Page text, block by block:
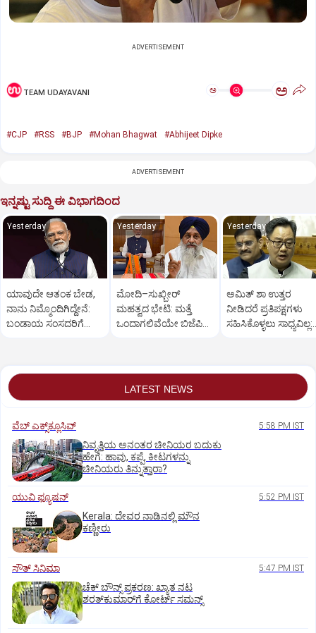
ADVERTISEMENT
TEAM UDAYAVANI ಅ ಅ
#CJP #RSS #BJP #Mohan Bhagwat #Abhijeet Dipke
ADVERTISEMENT
ಇನ್ನಷ್ಟು ಸುದ್ದಿ ಈ ವಿಭಾಗದಿಂದ
Yesterday
ಯಾವುದೇ ಆತಂಕ ಬೇಡ,
ನಾನು ನಿಮ್ಮೊಂದಿಗಿದ್ದೇನೆ:
ಬಂಡಾಯ ಸಂಸದರಿಗೆ
Yesterday
ಮೋದಿ–ಸುಖ್ಬೀರ್
ಮಹತ್ವದ ಭೇಟಿ: ಮತ್ತೆ
ಒಂದಾಗಲಿವೆಯೇ ಬಿಜೆಪಿ–
Yesterday
ಅಮಿತ್ ಶಾ ಉತ್ತರ
ನೀಡಿದರೆ ಪ್ರತಿಪಕ್ಷಗಳು
ಸಹಿಸಿಕೊಳ್ಳಲು ಸಾಧ್ಯವಿಲ್ಲ:
LATEST NEWS
ವೆಬ್ ಎಕ್ಸ್‌ಕ್ಲೂಸಿವ್ 5:58 PM IST
ನಿವೃತ್ತಿಯ ಅನಂತರ ಚೀನಿಯರ ಬದುಕು
ಹೇಗೆ: ಹಾವು, ಕಪ್ಪೆ, ಕೀಟಗಳನ್ನು
ಚೀನಿಯರು ತಿನ್ನುತ್ತಾರಾ?
ಯುವಿ ಫ್ಯೂಷನ್ 5:52 PM IST
Kerala: ದೇವರ ನಾಡಿನಲ್ಲಿ ಮೌನ
ಕಣ್ಣೀರು
ಸೌತ್‌ ಸಿನಿಮಾ 5:47 PM IST
ಚೆಕ್ ಬೌನ್ಸ್ ಪ್ರಕರಣ: ಖ್ಯಾತ ನಟ
ಶರತ್‌ಕುಮಾರ್‌ಗೆ ಕೋರ್ಟ್ ಸಮನ್ಸ್